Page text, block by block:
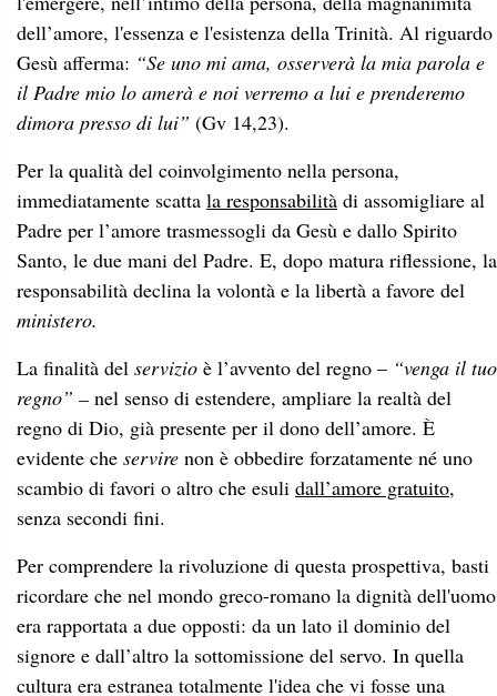
dell’amore, l'essenza e l'esistenza della Trinità. Al riguardo
Gesù afferma: “Se uno mi ama, osserverà la mia parola e
il Padre mio lo amerà e noi verremo a lui e prenderemo
dimora presso di lui” (Gv 14,23).
Per la qualità del coinvolgimento nella persona,
immediatamente scatta la responsabilità di assomigliare al
Padre per l’amore trasmessogli da Gesù e dallo Spirito
Santo, le due mani del Padre. E, dopo matura riflessione, la
responsabilità declina la volontà e la libertà a favore del
ministero.
La finalità del servizio è l’avvento del regno – “venga il tuo
regno” – nel senso di estendere, ampliare la realtà del
regno di Dio, già presente per il dono dell’amore. È
evidente che servire non è obbedire forzatamente né uno
scambio di favori o altro che esuli dall’amore gratuito,
senza secondi fini.
Per comprendere la rivoluzione di questa prospettiva, basti
ricordare che nel mondo greco-romano la dignità dell'uomo
era rapportata a due opposti: da un lato il dominio del
signore e dall’altro la sottomissione del servo. In quella
cultura era estranea totalmente l'idea che vi fosse una